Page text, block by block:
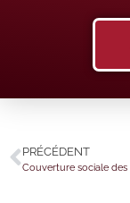
PRÉCÉDENT